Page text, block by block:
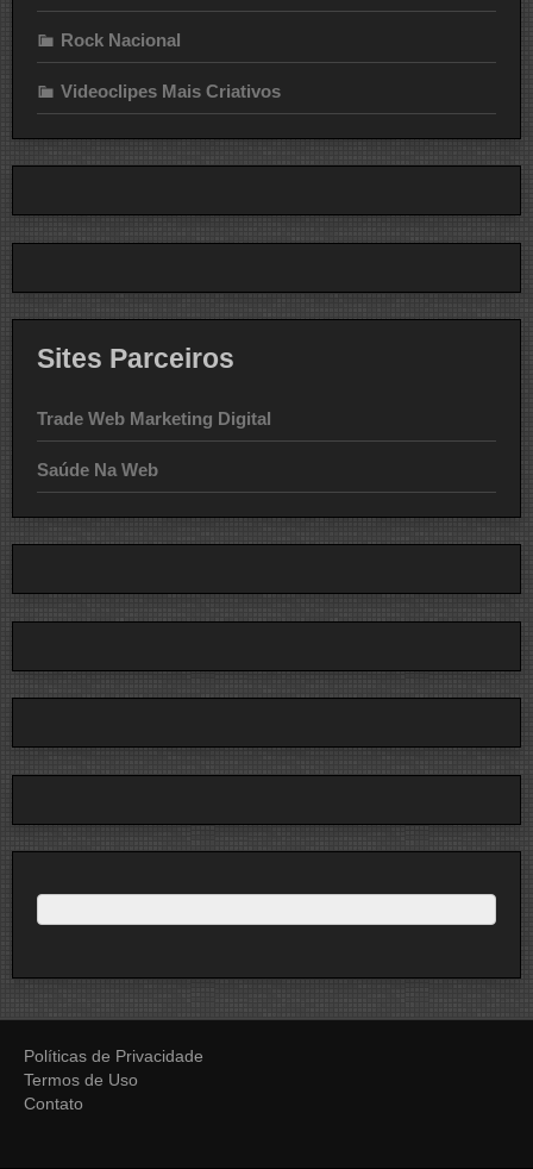
Rock Nacional
Videoclipes Mais Criativos
Sites Parceiros
Trade Web Marketing Digital
Saúde Na Web
Políticas de Privacidade
Termos de Uso
Contato